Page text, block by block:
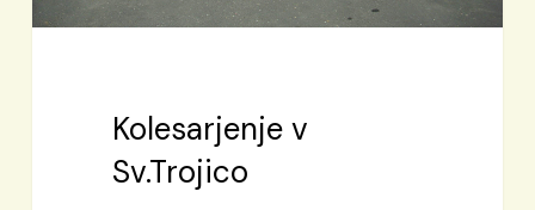
Kolesarjenje v
Sv.Trojico